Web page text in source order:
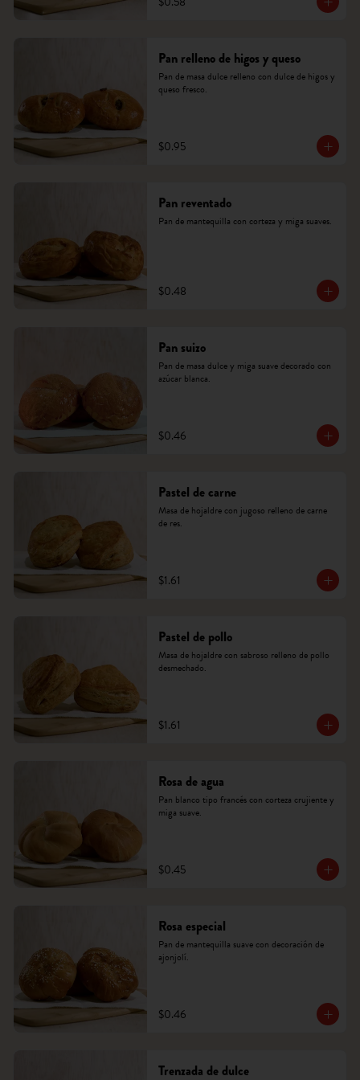
Pan relleno de higos y queso
Pan de masa dulce relleno con dulce de higos y
queso fresco.
$0.95
Pan reventado
Pan de mantequilla con corteza y miga suaves.
$0.48
Pan suizo
Pan de masa dulce y miga suave decorado con
azúcar blanca.
$0.46
Pastel de carne
Masa de hojaldre con jugoso relleno de carne
de res.
$1.61
Pastel de pollo
Masa de hojaldre con sabroso relleno de pollo
desmechado.
$1.61
Rosa de agua
Pan blanco tipo francés con corteza crujiente y
miga suave.
$0.45
Rosa especial
Pan de mantequilla suave con decoración de
ajonjolí.
$0.46
Trenzada de dulce